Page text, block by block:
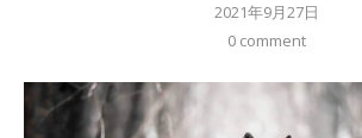
2021年9月27日
0 comment